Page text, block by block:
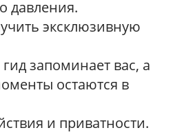
давления.
эксклюзивную
запоминает вас, а
остаются в
и приватности.